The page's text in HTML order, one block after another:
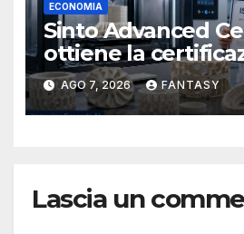
ECONOMIA
Sinto Advanced
ottiene la
9001 per la stampa
ceramiche
AGO 7, 2026 FANTASY
Lascia un